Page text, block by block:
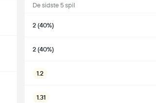
De sidste 5 spil
2 (40%)
2 (40%)
1.2
1.31